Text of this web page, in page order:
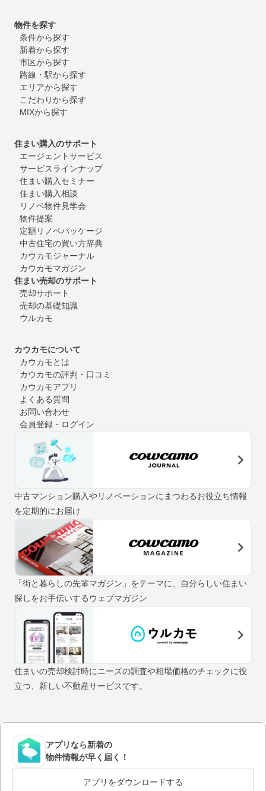
物件を探す
条件から探す
新着から探す
市区から探す
路線・駅から探す
エリアから探す
こだわりから探す
MIXから探す
住まい購入のサポート
エージェントサービス
サービスラインナップ
住まい購入セミナー
住まい購入相談
リノベ物件見学会
物件提案
定額リノベパッケージ
中古住宅の買い方辞典
カウカモジャーナル
カウカモマガジン
住まい売却のサポート
売却サポート
売却の基礎知識
ウルカモ
カウカモについて
カウカモとは
カウカモの評判・口コミ
カウカモアプリ
よくある質問
お問い合わせ
会員登録・ログイン
中古マンション購入やリノベーションにまつわるお役立ち情報
を定期的にお届け
「街と暮らしの先輩マガジン」をテーマに、自分らしい住まい
探しをお手伝いするウェブマガジン
住まいの売却検討時にニーズの調査や相場価格のチェックに役
立つ、新しい不動産サービスです。
アプリなら新着の
物件情報が早く届く！
アプリをダウンロードする